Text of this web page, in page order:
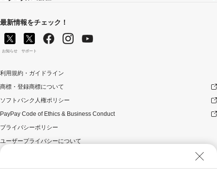
最新情報をチェック！
お知らせ サポート
利用規約・ガイドライン
商標・登録商標について
ソフトバンク人権ポリシー
PayPay Code of Ethics & Business Conduct
プライバシーポリシー
ユーザープライバシーについて
ウェブサイト利用規約